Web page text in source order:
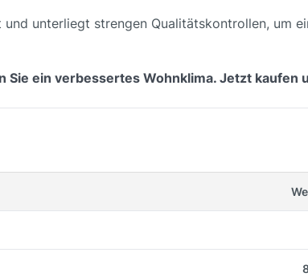
unterliegt strengen Qualitätskontrollen, um
Sie ein verbessertes Wohnklima. Jetzt kaufen